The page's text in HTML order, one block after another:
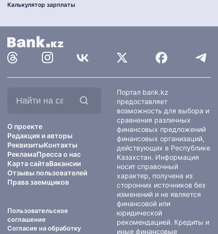
Калькулятор зарплаты
О проекте
Редакция и авторы
РеквизитыКонтакты
РекламаПресса о нас
Карта сайтаВакансии
Отзывы пользователей
Права заемщиков
Пользовательское
соглашение
Согласие на обработку
Портал bank.kz
предоставляет
возможность для выбора и
сравнения различных
финансовых предложений
финансовых организаций,
действующих в Республике
Казахстан. Информация
носит справочный
характер, получена из
сторонних источников без
изменений и не является
финансовой или
юридической
рекомендацией. Кредиты и
иные финансовые